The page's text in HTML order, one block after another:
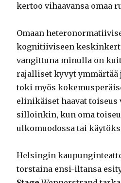
kertoo vihaavansa omaa
Omaan
kognitiiviseen
vangittuna minulla on
rajalliset kyvyt ymmärtää
toki myös
elinikäiset haavat toiseus
silloinkin, kun oma
ulkomuodossa tai
Helsingin
torstaina ensi-iltansa